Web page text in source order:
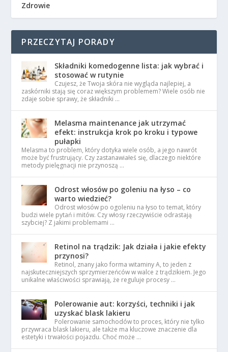
Zdrowie
PRZECZYTAJ PORADY
Składniki komedogenne lista: jak wybrać i
stosować w rutynie
Czujesz, że Twoja skóra nie wygląda najlepiej, a
zaskórniki stają się coraz większym problemem? Wiele osób nie
zdaje sobie sprawy, że składniki …
Melasma maintenance jak utrzymać
efekt: instrukcja krok po kroku i typowe
pułapki
Melasma to problem, który dotyka wiele osób, a jego nawrót
może być frustrujący. Czy zastanawiałeś się, dlaczego niektóre
metody pielęgnacji nie przynoszą …
Odrost włosów po goleniu na łyso – co
warto wiedzieć?
Odrost włosów po ogoleniu na łyso to temat, który
budzi wiele pytań i mitów. Czy włosy rzeczywiście odrastają
szybciej? Z jakimi problemami …
Retinol na trądzik: Jak działa i jakie efekty
przynosi?
Retinol, znany jako forma witaminy A, to jeden z
najskuteczniejszych sprzymierzeńców w walce z trądzikiem. Jego
unikalne właściwości sprawiają, że reguluje procesy …
Polerowanie aut: korzyści, techniki i jak
uzyskać blask lakieru
Polerowanie samochodów to proces, który nie tylko
przywraca blask lakieru, ale także ma kluczowe znaczenie dla
estetyki i trwałości pojazdu. Choć może …